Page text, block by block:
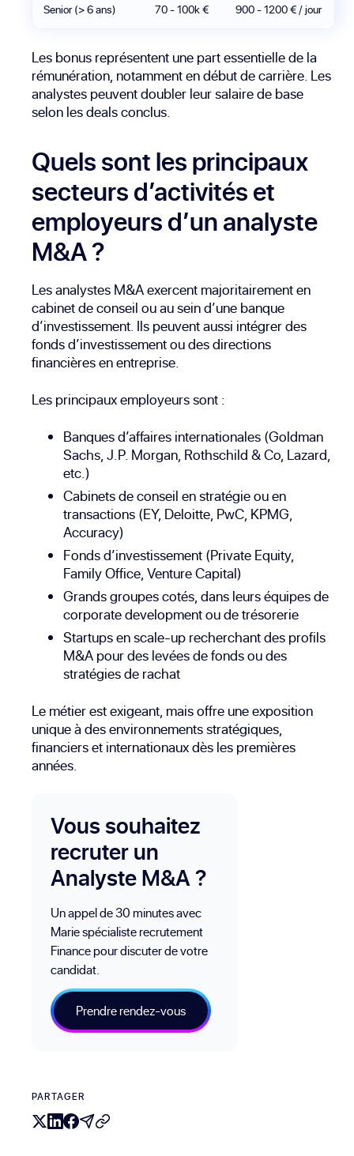
Senior (> 6 ans) 70 - 100k € 900 - 1200 € / jour
Les bonus représentent une part essentielle de la
rémunération, notamment en début de carrière. Les
analystes peuvent doubler leur salaire de base
selon les deals conclus.
Quels sont les principaux
secteurs d’activités et
employeurs d’un analyste
M&A ?
Les analystes M&A exercent majoritairement en
cabinet de conseil ou au sein d’une banque
d’investissement. Ils peuvent aussi intégrer des
fonds d’investissement ou des directions
financières en entreprise.
Les principaux employeurs sont :
Banques d’affaires internationales (Goldman
Sachs, J.P. Morgan, Rothschild & Co, Lazard,
etc.)
Cabinets de conseil en stratégie ou en
transactions (EY, Deloitte, PwC, KPMG,
Accuracy)
Fonds d’investissement (Private Equity,
Family Office, Venture Capital)
Grands groupes cotés, dans leurs équipes de
corporate development ou de trésorerie
Startups en scale-up recherchant des profils
M&A pour des levées de fonds ou des
stratégies de rachat
Le métier est exigeant, mais offre une exposition
unique à des environnements stratégiques,
financiers et internationaux dès les premières
années.
Vous souhaitez
recruter un
Analyste M&A ?
Un appel de 30 minutes avec
Marie spécialiste recrutement
Finance pour discuter de votre
candidat.
Prendre rendez-vous
PARTAGER